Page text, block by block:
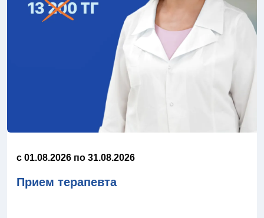
c 01.08.2026 по 31.08.2026
Прием терапевта